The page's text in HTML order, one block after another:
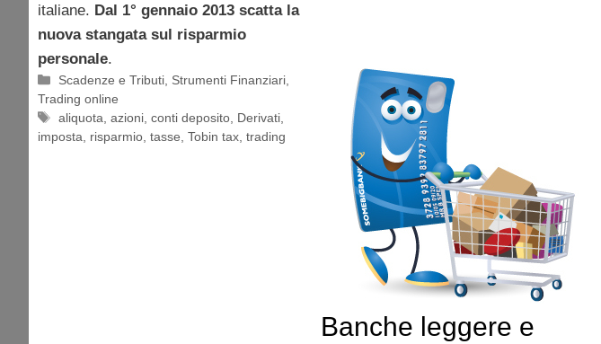
italiane. Dal 1° gennaio 2013 scatta la
nuova stangata sul risparmio
personale.
Categorie
Scadenze e Tributi Strumenti Finanziari
Trading online
Tag
aliquota ,azioni ,conti deposito Derivati
imposta
risparmio tasse Tobin tax trading
Banche leggere e